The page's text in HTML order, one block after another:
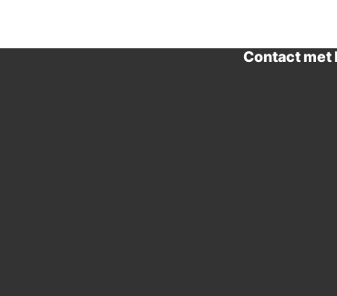
Contact met